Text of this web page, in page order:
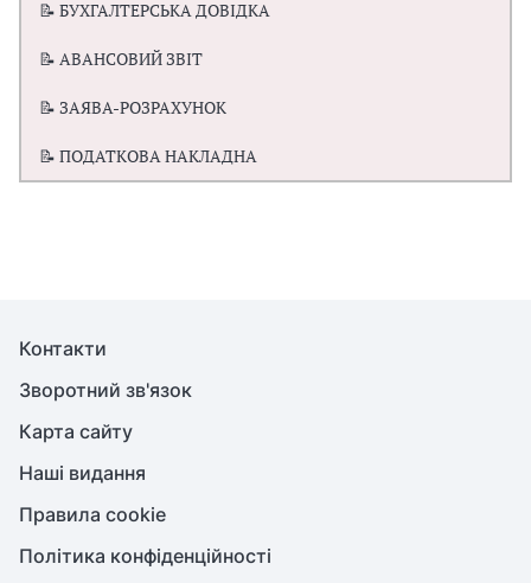
📝 БУХГАЛТЕРСЬКА ДОВІДКА
📝 АВАНСОВИЙ ЗВІТ
📝 ЗАЯВА-РОЗРАХУНОК
📝 ПОДАТКОВА НАКЛАДНА
Контакти
Зворотний зв'язок
Карта сайту
Наші видання
Правила cookie
Політика конфіденційності